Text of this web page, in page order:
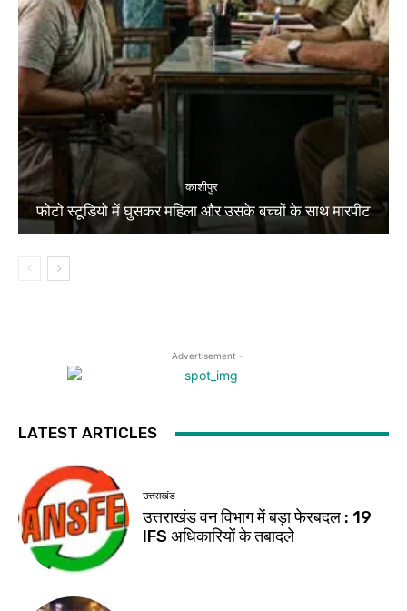
काशीपुर
फोटो स्टूडियो में घुसकर महिला और उसके बच्चों के साथ मारपीट
- Advertisement -
LATEST ARTICLES
उत्तराखंड
उत्तराखंड वन विभाग में बड़ा फेरबदल : 19
IFS अधिकारियों के तबादले